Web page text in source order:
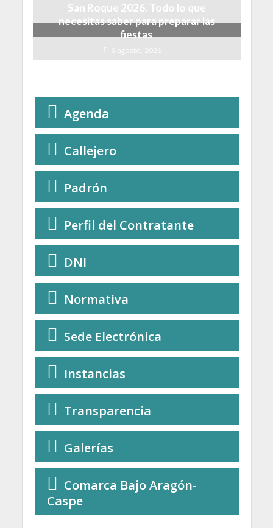
San Roque 2026. Todo lo que
necesitas saber para preparar las
fiestas
6 agosto, 2026
Agenda
Callejero
Padrón
Perfil del Contratante
DNI
Normativa
Sede Electrónica
Instancias
Transparencia
Galerías
Comarca Bajo Aragón-
Caspe